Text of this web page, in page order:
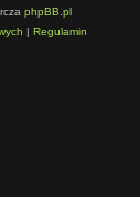
phpBB.pl
Regulamin